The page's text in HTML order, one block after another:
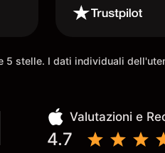
quando le tue
arrivano. super
5 stelle. I dati individuali
Valutazioni e
4.7